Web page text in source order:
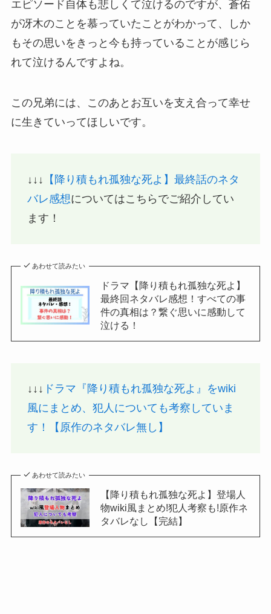
エピソード自体も悲しくて泣けるのですが、蒼佑
が冴木のことを慕っていたことがわかって、しか
もその思いをきっと今も持っていることが感じら
れて泣けるんですよね。
この兄弟には、このあとお互いを支え合って幸せ
に生きていってほしいです。
↓↓↓ 【降り積もれ孤独な死よ】最終話のネタ
バレ感想についてはこちらでご紹介してい
ます！
あわせて読みたい
ドラマ【降り積もれ孤独な死よ】
最終回ネタバレ感想！すべての事
件の真相は？繋ぐ思いに感動して
泣ける！
↓↓↓ ドラマ『降り積もれ孤独な死よ』をwiki
風にまとめ、犯人についても考察していま
す！【原作のネタバレ無し】
あわせて読みたい
【降り積もれ孤独な死よ】登場人
物wiki風まとめ!犯人考察も!原作ネ
タバレなし【完結】